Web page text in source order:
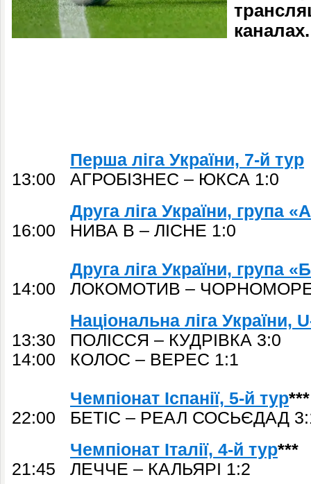
каналах.
Перша ліга України, 7-й тур
13:00 АГРОБІЗНЕС – ЮКСА 1:0
Друга ліга України, група
16:00 НИВА В – ЛІСНЕ 1:0
Друга ліга України, група
14:00 ЛОКОМОТИВ –
Національна ліга України,
13:30 ПОЛІССЯ – КУДРІВКА 3:0
14:00 КОЛОС – ВЕРЕС 1:1
Чемпіонат Іспанії, 5-й тур***
22:00 БЕТІС – РЕАЛ СОСЬЄДАД
Чемпіонат Італії, 4-й тур***
21:45 ЛЕЧЧЕ – КАЛЬЯРІ 1:2